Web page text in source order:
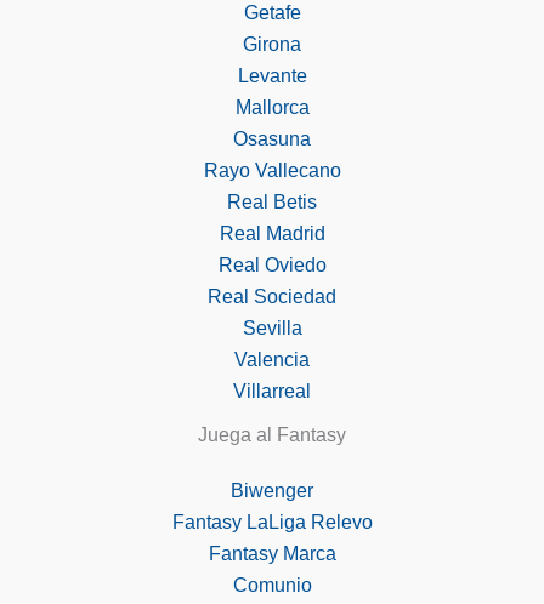
Getafe
Girona
Levante
Mallorca
Osasuna
Rayo Vallecano
Real Betis
Real Madrid
Real Oviedo
Real Sociedad
Sevilla
Valencia
Villarreal
Juega al Fantasy
Biwenger
Fantasy LaLiga Relevo
Fantasy Marca
Comunio